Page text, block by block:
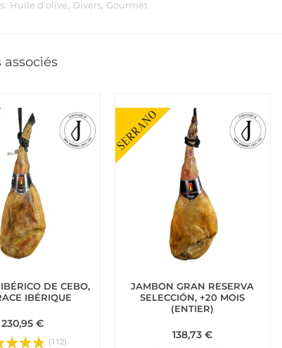
Huile d'olive, Divers, Gourmet
DE CEBO,
IBÉRIQUE
230,95 €
(112)
JAMBON GRAN RESERVA
SELECCIÓN, +20 MOIS
(ENTIER)
138,73 €